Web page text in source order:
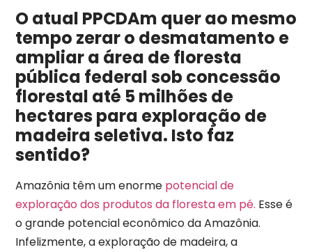
O atual PPCDAm quer ao mesmo
tempo zerar o desmatamento e
ampliar a área de floresta
pública federal sob concessão
florestal até 5 milhões de
hectares para exploração de
madeira seletiva. Isto faz
sentido?
Amazônia têm um enorme potencial de
exploração dos produtos da floresta em pé. Esse é
o grande potencial econômico da Amazônia.
Infelizmente, a exploração de madeira, a